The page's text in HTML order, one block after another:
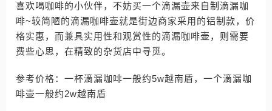
喜欢喝咖啡的小伙伴，不妨买一个滴漏壶来自制滴漏咖
啡~较简陋的滴漏咖啡壶就是街边商家采用的铝制款，价
格实惠，而兼具实用性和观赏性的滴漏咖啡壶，则需要
费些心思，在精致的杂货店中寻觅。
参考价格：一杯滴漏咖啡一般约5w越南盾，一个滴漏咖
啡壶一般约2w越南盾